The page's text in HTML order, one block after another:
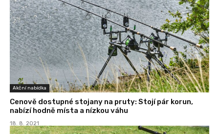
Akční nabídka
Cenově dostupné stojany na pruty: Stojí pár korun,
nabízí hodně místa a nízkou váhu
18. 8. 2021